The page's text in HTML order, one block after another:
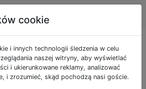
DevOps Tagi
otagowane
cookie
i innych technologii śledzenia w celu
naszej witryny, aby wyświetlać
i ukierunkowane reklamy, analizować
i zrozumieć, skąd pochodzą nasi goście.